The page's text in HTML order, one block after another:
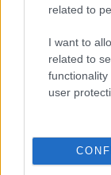
related to
I want to
related to
user
Ο νέος
του πόσο
το
απόψεις,
βιώσιμη
στο δείκτη
Child